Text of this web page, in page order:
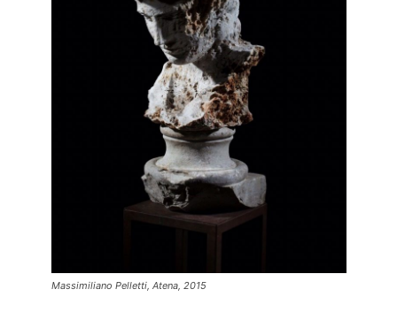
Massimiliano Pelletti, Atena, 2015